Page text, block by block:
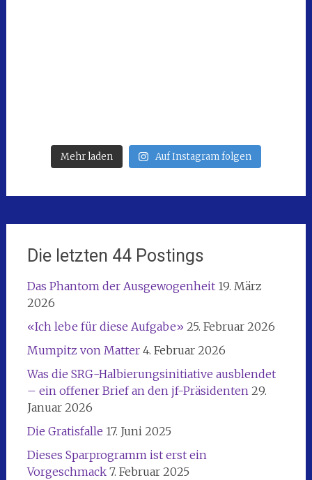
Mehr laden Auf Instagram folgen
Die letzten 44 Postings
Das Phantom der Ausgewogenheit 19. März
2026
«Ich lebe für diese Aufgabe» 25. Februar 2026
Mumpitz von Matter 4. Februar 2026
Was die SRG-Halbierungsinitiative ausblendet
– ein offener Brief an den jf-Präsidenten 29.
Januar 2026
Die Gratisfalle 17. Juni 2025
Dieses Sparprogramm ist erst ein
Vorgeschmack 7. Februar 2025